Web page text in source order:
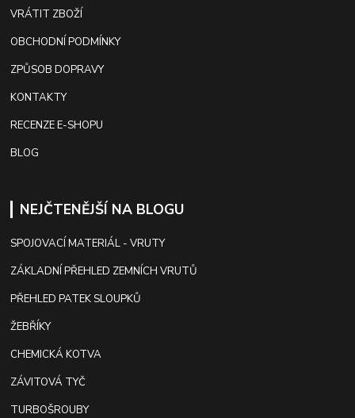
VRÁTIT ZBOŽÍ
OBCHODNÍ PODMÍNKY
ZPŮSOB DOPRAVY
KONTAKTY
RECENZE E-SHOPU
BLOG
NEJČTENĚJŠÍ NA BLOGU
SPOJOVACÍ MATERIÁL - VRUTY
ZÁKLADNÍ PŘEHLED ZEMNÍCH VRUTŮ
PŘEHLED PATEK SLOUPKŮ
ŽEBŘÍKY
CHEMICKÁ KOTVA
ZÁVITOVÁ TYČ
TURBOŠROUBY